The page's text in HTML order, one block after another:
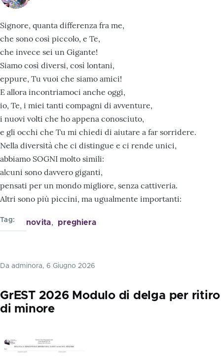
Signore, quanta differenza fra me,
che sono così piccolo, e Te,
che invece sei un Gigante!
Siamo così diversi, così lontani,
eppure, Tu vuoi che siamo amici!
E allora incontriamoci anche oggi,
io, Te, i miei tanti compagni di avventure,
i nuovi volti che ho appena conosciuto,
e gli occhi che Tu mi chiedi di aiutare a far sorridere.
Nella diversità che ci distingue e ci rende unici,
abbiamo SOGNI molto simili:
alcuni sono davvero giganti,
pensati per un mondo migliore, senza cattiveria.
Altri sono più piccini, ma ugualmente importanti:
Tag novita preghiera
Da adminora, 6 Giugno 2026
GrEST 2026 Modulo di delga per ritiro
di minore